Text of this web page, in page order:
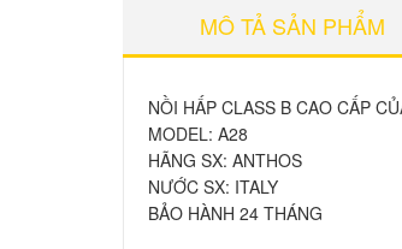
MÔ TẢ SẢN PHẨM
NỒI HẤP CLASS B CAO CẤP
MODEL: A28
HÃNG SX: ANTHOS
NƯỚC SX: ITALY
BẢO HÀNH 24 THÁNG